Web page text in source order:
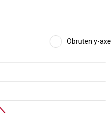
Obruten y-axel